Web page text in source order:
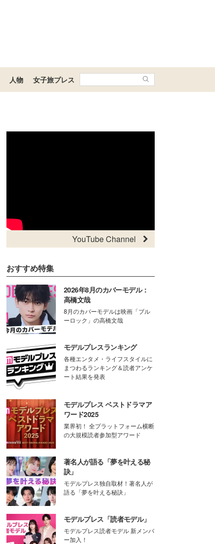
人物 女子旅プレス
YouTube Channel
おすすめ特集
2026年8月のカバーモデル：
高橋文哉
8月のカバーモデルは映画「ブル
ーロック」の高橋文哉
モデルプレスランキング
各種エンタメ・ライフスタイルに
まつわるランキング＆読者アンケ
ート結果を発表
モデルプレス ベストドラマア
ワード2025
業界初！ 全プラットフォーム横断
の大規模読者参加型アワード
著名人が語る「夢を叶える秘
訣」
モデルプレス独自取材！著名人が
語る「夢を叶える秘訣」
モデルプレス「読者モデル」
モデルプレス読者モデル 新メンバ
ー加入！